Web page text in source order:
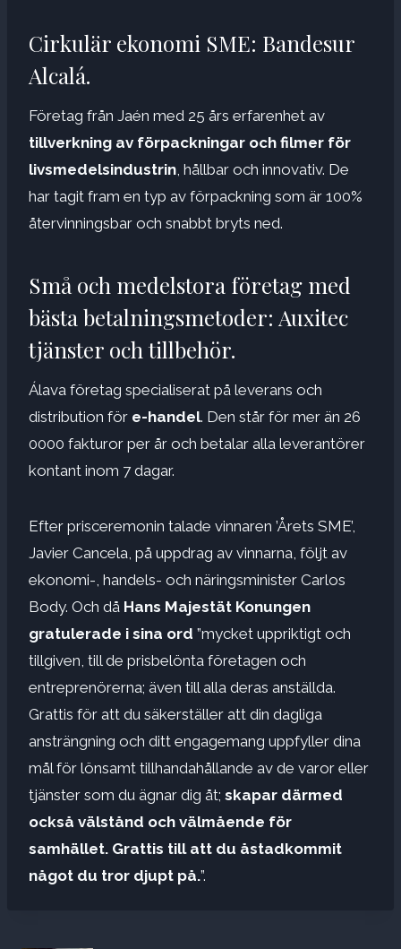
Cirkulär ekonomi SME: Bandesur
Alcalá.
Företag från Jaén med 25 års erfarenhet av
tillverkning av förpackningar och filmer för
livsmedelsindustrin , hållbar och innovativ. De
har tagit fram en typ av förpackning som är 100%
återvinningsbar och snabbt bryts ned.
Små och medelstora företag med
bästa betalningsmetoder: Auxitec
tjänster och tillbehör.
Álava företag specialiserat på leverans och
distribution för e-handel. Den står för mer än 26
0000 fakturor per år och betalar alla leverantörer
kontant inom 7 dagar.
Efter prisceremonin talade vinnaren ’Årets SME’,
Javier Cancela, på uppdrag av vinnarna, följt av
ekonomi-, handels- och näringsminister Carlos
Body. Och då Hans Majestät Konungen
gratulerade i sina ord ”mycket uppriktigt och
tillgiven, till de prisbelönta företagen och
entreprenörerna; även till alla deras anställda.
Grattis för att du säkerställer att din dagliga
ansträngning och ditt engagemang uppfyller dina
mål för lönsamt tillhandahållande av de varor eller
tjänster som du ägnar dig åt; skapar därmed
också välstånd och välmående för
samhället. Grattis till att du åstadkommit
något du tror djupt på.”.